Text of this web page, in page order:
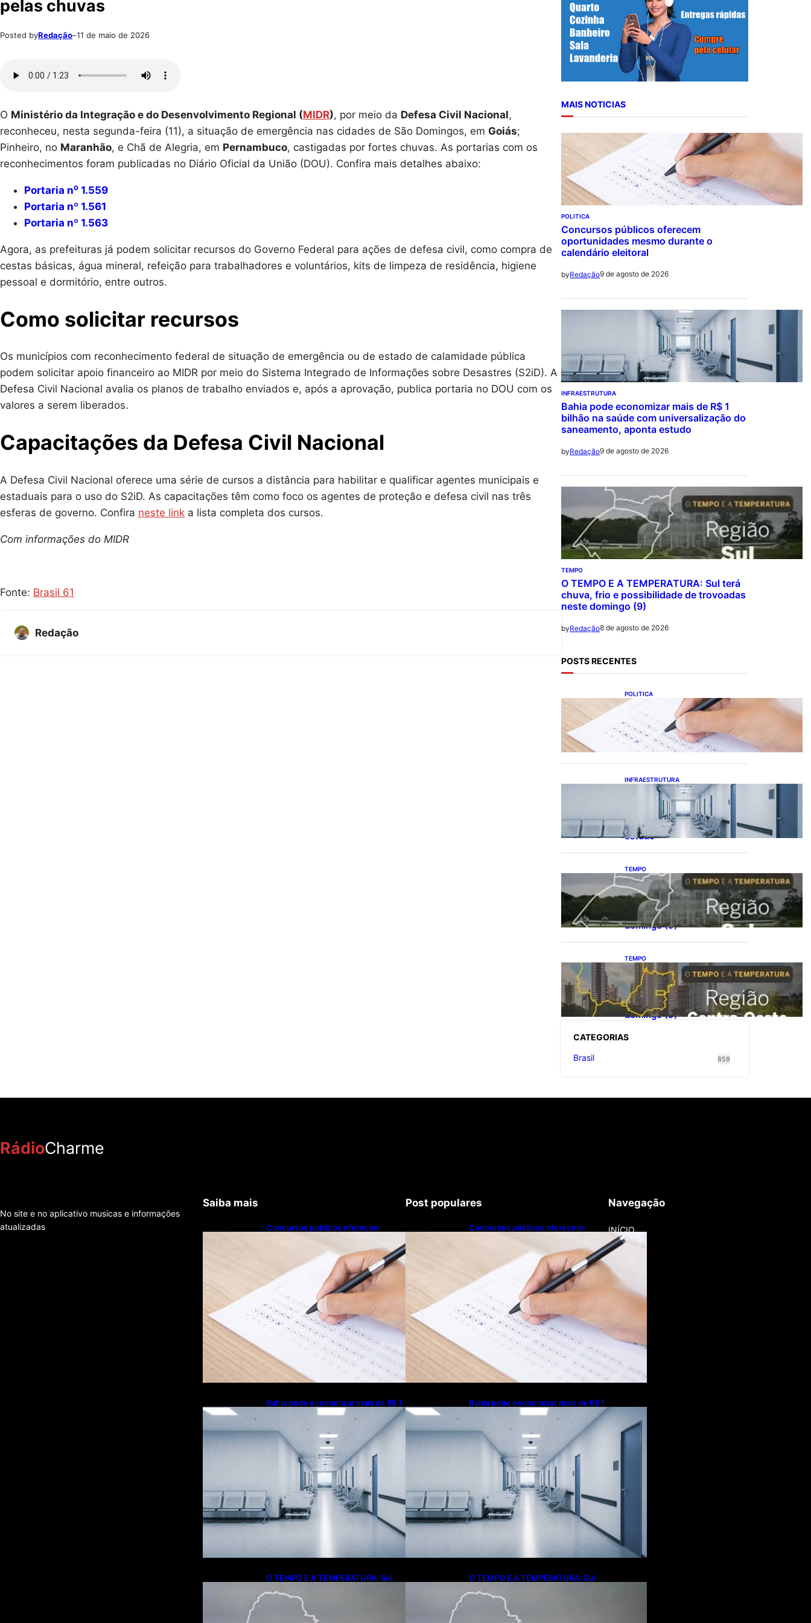
pelas chuvas
Posted byRedação–11 de maio de 2026
O Ministério da Integração e do Desenvolvimento Regional (MIDR), por meio da Defesa Civil Nacional,
reconheceu, nesta segunda-feira (11), a situação de emergência nas cidades de São Domingos, em Goiás;
Pinheiro, no Maranhão, e Chã de Alegria, em Pernambuco, castigadas por fortes chuvas. As portarias com os
reconhecimentos foram publicadas no Diário Oficial da União (DOU). Confira mais detalhes abaixo:
Portaria n⁰ 1.559
Portaria nº 1.561
Portaria nº 1.563
Agora, as prefeituras já podem solicitar recursos do Governo Federal para ações de defesa civil, como compra de
cestas básicas, água mineral, refeição para trabalhadores e voluntários, kits de limpeza de residência, higiene
pessoal e dormitório, entre outros.
Como solicitar recursos
Os municípios com reconhecimento federal de situação de emergência ou de estado de calamidade pública
podem solicitar apoio financeiro ao MIDR por meio do Sistema Integrado de Informações sobre Desastres (S2iD). A
Defesa Civil Nacional avalia os planos de trabalho enviados e, após a aprovação, publica portaria no DOU com os
valores a serem liberados.
Capacitações da Defesa Civil Nacional
A Defesa Civil Nacional oferece uma série de cursos a distância para habilitar e qualificar agentes municipais e
estaduais para o uso do S2iD. As capacitações têm como foco os agentes de proteção e defesa civil nas três
esferas de governo. Confira neste link a lista completa dos cursos.
Com informações do MIDR
Fonte: Brasil 61
Redação
MAIS NOTICIAS
POLITICA
Concursos públicos oferecem
oportunidades mesmo durante o
calendário eleitoral
byRedação9 de agosto de 2026
INFRAESTRUTURA
Bahia pode economizar mais de R$ 1
bilhão na saúde com universalização do
saneamento, aponta estudo
byRedação9 de agosto de 2026
TEMPO
O TEMPO E A TEMPERATURA: Sul terá
chuva, frio e possibilidade de trovoadas
neste domingo (9)
byRedação8 de agosto de 2026
POSTS RECENTES
POLITICA
Concursos públicos
oferecem oportunidades
mesmo durante o
calendário eleitoral
INFRAESTRUTURA
Bahia pode economizar
mais de R$ 1 bilhão na
saúde com universalização
do saneamento, aponta
estudo
TEMPO
O TEMPO E A
TEMPERATURA: Sul terá
chuva, frio e possibilidade
de trovoadas neste
domingo (9)
TEMPO
O TEMPO E A
TEMPERATURA: calor
intenso predomina no
Centro-Oeste neste
domingo (9)
CATEGORIAS
Brasil
859
RádioCharme
No site e no aplicativo musicas e informações
atualizadas
Saiba mais
Concursos públicos oferecem
Bahia pode economizar mais de R$ 1
bilhão na saúde com universalização
do saneamento, aponta estudo
O TEMPO E A TEMPERATURA: Sul
trovoadas neste domingo (9)
Post populares
Concursos públicos oferecem
Bahia pode economizar mais de R$ 1
bilhão na saúde com universalização
do saneamento, aponta estudo
O TEMPO E A TEMPERATURA: Sul
trovoadas neste domingo (9)
Navegação
INÍCIO